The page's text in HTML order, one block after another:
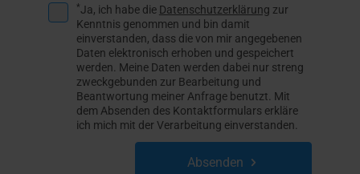
*Ja, ich habe die Datenschutzerklärung zur
Kenntnis genommen und bin damit
einverstanden, dass die von mir angegebenen
Daten elektronisch erhoben und gespeichert
werden. Meine Daten werden dabei nur streng
zweckgebunden zur Bearbeitung und
Beantwortung meiner Anfrage benutzt. Mit
dem Absenden des Kontaktformulars erkläre
ich mich mit der Verarbeitung einverstanden.
Absenden